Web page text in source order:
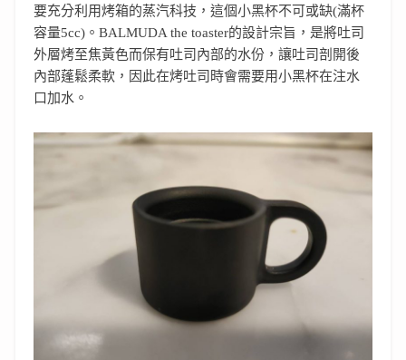
要充分利用烤箱的蒸汽科技，這個小黑杯不可或缺(滿杯
容量5cc)。BALMUDA the toaster的設計宗旨，是將吐司
外層烤至焦黃色而保有吐司內部的水份，讓吐司剖開後
內部蓬鬆柔軟，因此在烤吐司時會需要用小黑杯在注水
口加水。